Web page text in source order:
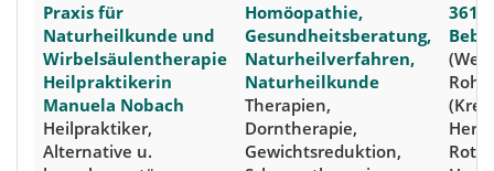
Praxis für
Naturheilkunde und
Wirbelsäulentherapie
Heilpraktikerin
Manuela Nobach
Heilpraktiker,
Alternative u.
Homöopathie,
Gesundheitsberatung,
Naturheilverfahren,
Naturheilkunde
Therapien,
Dorntherapie,
Gewichtsreduktion,